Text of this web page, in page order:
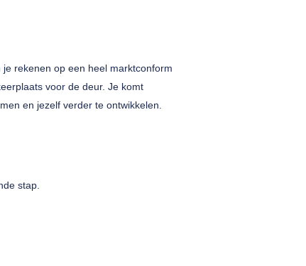
rekenen op een heel marktconform
voor de deur. Je komt
en jezelf verder te ontwikkelen.
stap.